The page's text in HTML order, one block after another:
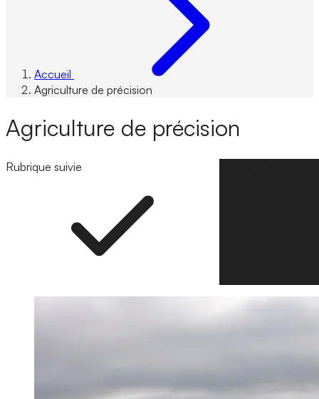
Accueil
Agriculture de précision
Agriculture de précision
Rubrique suivie